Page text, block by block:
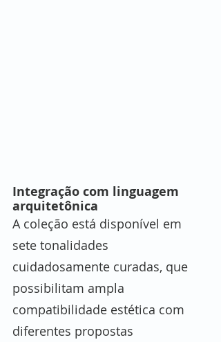
Integração com linguagem
arquitetônica
A coleção está disponível em
sete tonalidades
cuidadosamente curadas, que
possibilitam ampla
compatibilidade estética com
diferentes propostas